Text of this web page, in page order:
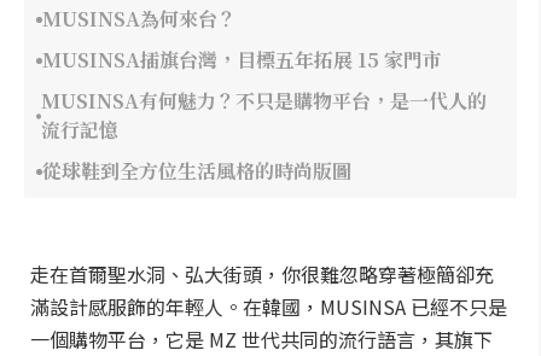
MUSINSA為何來台？
MUSINSA插旗台灣，目標五年拓展 15 家門市
MUSINSA有何魅力？不只是購物平台，是一代人的
流行記憶
從球鞋到全方位生活風格的時尚版圖
走在首爾聖水洞、弘大街頭，你很難忽略穿著極簡卻充
滿設計感服飾的年輕人。在韓國，MUSINSA 已經不只是
一個購物平台，它是 MZ 世代共同的流行語言，其旗下